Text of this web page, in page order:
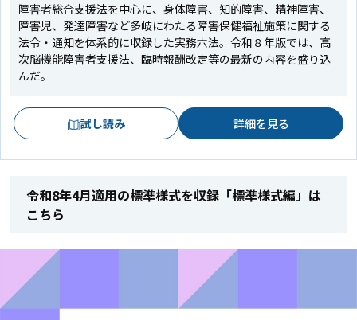
障害者総合支援法を中心に、身体障害、知的障害、精神障害、
障害児、発達障害など多岐にわたる障害保健福祉施策に関する
法令・通知を体系的に収録した実務六法。令和８年版では、高
次脳機能障害者支援法、臨時報酬改定等の最新の内容を盛り込
んだ。
試し読み 詳細を見る
令和8年4月適用の標準様式を収録「標準様式編」は
こちら